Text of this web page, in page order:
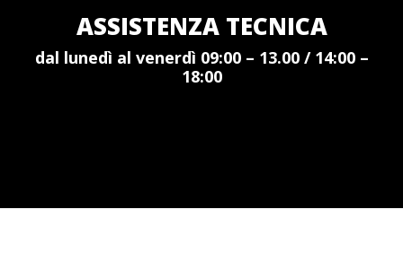
ASSISTENZA TECNICA
dal lunedì al venerdì 09:00 – 13.00 / 14:00 –
18:00